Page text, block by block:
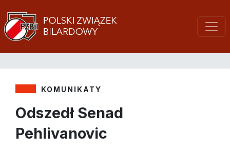
KOMUNIKATY
Odszedł Senad
Pehlivanovic